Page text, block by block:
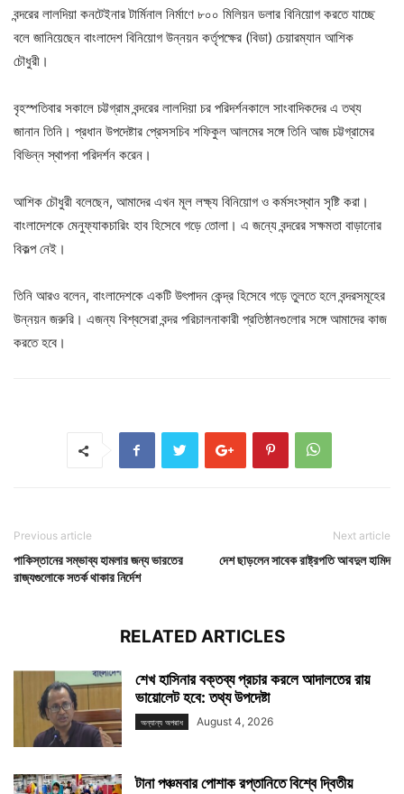
বন্দরের লালদিয়া কনটেইনার টার্মিনাল নির্মাণে ৮০০ মিলিয়ন ডলার বিনিয়োগ করতে যাচ্ছে
বলে জানিয়েছেন বাংলাদেশ বিনিয়োগ উন্নয়ন কর্তৃপক্ষের (বিডা) চেয়ারম্যান আশিক
চৌধুরী।
বৃহস্পতিবার সকালে চট্টগ্রাম বন্দরের লালদিয়া চর পরিদর্শনকালে সাংবাদিকদের এ তথ্য
জানান তিনি। প্রধান উপদেষ্টার প্রেসসচিব শফিকুল আলমের সঙ্গে তিনি আজ চট্টগ্রামের
বিভিন্ন স্থাপনা পরিদর্শন করেন।
আশিক চৌধুরী বলেছেন, আমাদের এখন মূল লক্ষ্য বিনিয়োগ ও কর্মসংস্থান সৃষ্টি করা।
বাংলাদেশকে মেনুফ্যাকচারিং হাব হিসেবে গড়ে তোলা। এ জন্যে বন্দরের সক্ষমতা বাড়ানোর
বিকল্প নেই।
তিনি আরও বলেন, বাংলাদেশকে একটি উৎপাদন কেন্দ্র হিসেবে গড়ে তুলতে হলে বন্দরসমূহের
উন্নয়ন জরুরি। এজন্য বিশ্বসেরা বন্দর পরিচালনাকারী প্রতিষ্ঠানগুলোর সঙ্গে আমাদের কাজ
করতে হবে।
Previous article
পাকিস্তানের সম্ভাব্য হামলার জন্য ভারতের
রাজ্যগুলোকে সতর্ক থাকার নির্দেশ
Next article
দেশ ছাড়লেন সাবেক রাষ্ট্রপতি আবদুল হামিদ
RELATED ARTICLES
শেখ হাসিনার বক্তব্য প্রচার করলে আদালতের রায়
ভায়োলেট হবে: তথ্য উপদেষ্টা
অন্যান্য অপরাধ August 4, 2026
টানা পঞ্চমবার পোশাক রপ্তানিতে বিশ্বে দ্বিতীয়